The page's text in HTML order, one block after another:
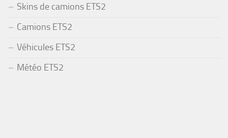
Skins de camions ETS2
Camions ETS2
Véhicules ETS2
Météo ETS2